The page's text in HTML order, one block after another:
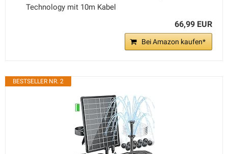
Technology mit 10m Kabel
66,99 EUR
Bei Amazon kaufen*
BESTSELLER NR. 2